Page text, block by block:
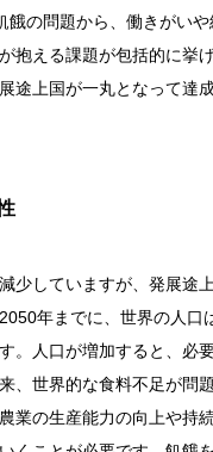
餓の問題から、働きがい
抱える課題が包括的に挙
途上国が一丸となって達
少していますが、発展途
年までに、世界の人口
。人口が増加すると、必
、世界的な食料不足が問
業の生産能力の向上や持